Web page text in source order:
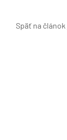
Späť na článok